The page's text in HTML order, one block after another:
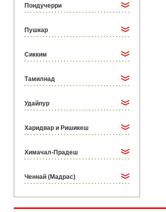
Пондучерри
Пушкар
Сикким
Тамилнад
Удайпур
Харидвар и Ришикеш
Химачал-Прадеш
Ченнай (Мадрас)